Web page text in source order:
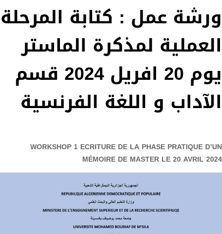
ورشة عمل : كتابة المرحلة
العملية لمذكرة الماستر
يوم 20 افريل 2024 قسم
الآداب و اللغة الفرنسية
WORKSHOP 1 ECRITURE DE LA PHASE PRATIQUE D’UN
MÉMOIRE DE MASTER LE 20 AVRIL 2024